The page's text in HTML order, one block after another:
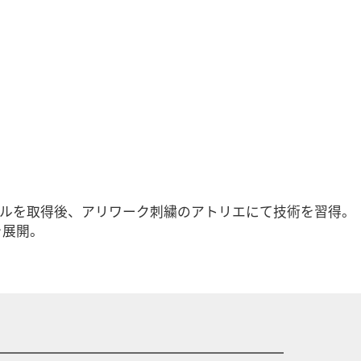
取得後、アリワーク刺繍のアトリエにて技術を習得。
開。